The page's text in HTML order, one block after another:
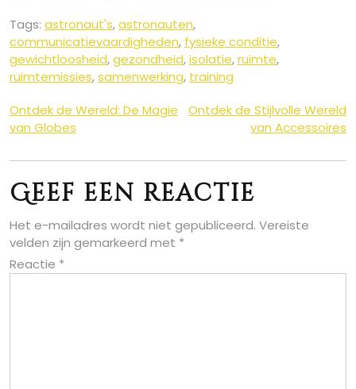
Tags: astronaut's,astronauten,
communicatievaardigheden, fysieke conditie,
gewichtloosheid,gezondheid,isolatie,ruimte,
ruimtemissies,samenwerking, training
Berichtnavigatie
Ontdek de Wereld: De Magie
van Globes
Ontdek de Stijlvolle Wereld
van Accessoires
Geef een reactie
Het e-mailadres wordt niet gepubliceerd. Vereiste
velden zijn gemarkeerd met *
Reactie *